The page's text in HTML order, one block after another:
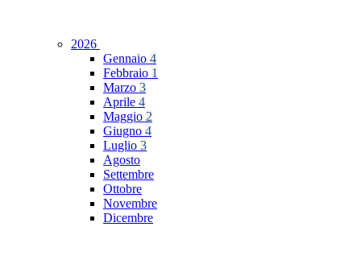
2026
Gennaio 4
Febbraio 1
Marzo 3
Aprile 4
Maggio 2
Giugno 4
Luglio 3
Agosto
Settembre
Ottobre
Novembre
Dicembre